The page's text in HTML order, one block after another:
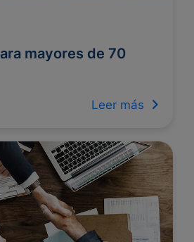
mayores de 70
Leer más